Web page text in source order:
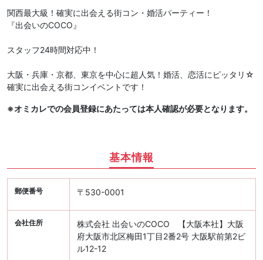
関西最大級！確実に出会える街コン・婚活パーティー！
『出会いのCOCO』
スタッフ24時間対応中！
大阪・兵庫・京都、東京を中心に超人気！婚活、恋活にピッタリ☆
確実に出会える街コンイベントです！
※オミカレでの会員登録にあたっては本人確認が必要となります。
基本情報
郵便番号 〒530-0001
会社住所
株式会社 出会いのCOCO 【大阪本社】大阪
府大阪市北区梅田1丁目2番2号 大阪駅前第2ビ
ル12-12